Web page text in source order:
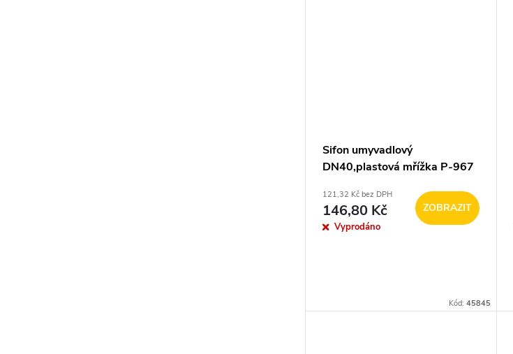
Sifon umyvadlový
DN40,plastová mřížka P-967
121,32 Kč bez DPH
146,80 Kč
Vyprodáno
ZOBRAZIT
Kód:45845